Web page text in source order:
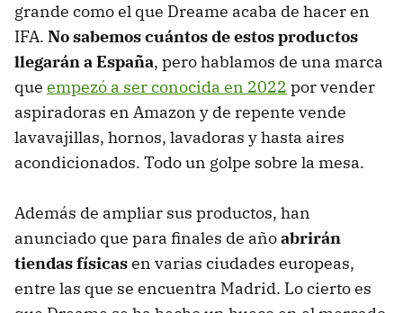
grande como el que Dreame acaba de hacer en
IFA. No sabemos cuántos de estos productos
llegarán a España, pero hablamos de una marca
que empezó a ser conocida en 2022 por vender
aspiradoras en Amazon y de repente vende
lavavajillas, hornos, lavadoras y hasta aires
acondicionados. Todo un golpe sobre la mesa.
Además de ampliar sus productos, han
anunciado que para finales de añoabrirán
tiendas físicasen varias ciudades europeas,
entre las que se encuentra Madrid. Lo cierto es